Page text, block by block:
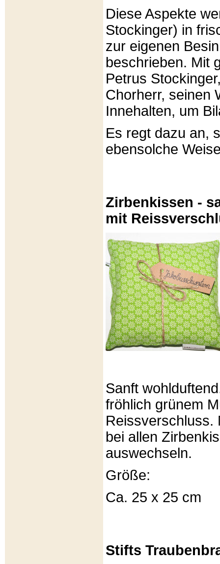
Diese Aspekte
Stockinger) in
zur eigenen
beschrieben. Mit
Petrus
Chorherr, seinen
Innehalten, um
Es regt dazu an,
ebensolche
Zirbenkissen -
mit
Sanft
fröhlich grünem
Reissverschluss.
bei allen
auswechseln.
Größe:
Ca. 25 x 25 cm
Stifts